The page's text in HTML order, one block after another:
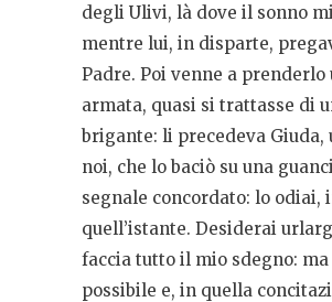
degli Ulivi, là dove il sonno
mentre lui, in disparte,
Padre. Poi venne a prenderlo
armata, quasi si trattasse di
brigante: li precedeva Giuda,
noi, che lo baciò su una
segnale concordato: lo odiai,
quell’istante. Desiderai
faccia tutto il mio sdegno:
possibile e, in quella